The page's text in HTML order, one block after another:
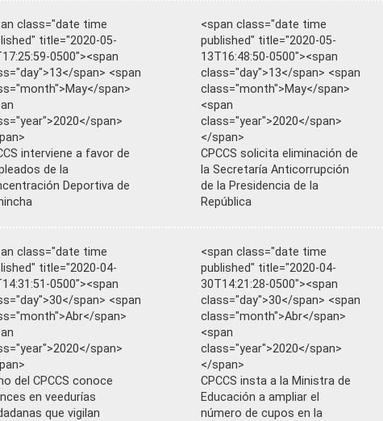
class="date time
title="2020-05-
0500"><span
span> <span
span>
span>
interviene a favor de
de la
Deportiva de
<span class="date time
published" title="2020-05-
13T16:48:50-0500"><span
class="day">13</span> <span
class="month">May</span>
<span
class="year">2020</span>
</span>
CPCCS solicita eliminación de
la Secretaría Anticorrupción
de la Presidencia de la
República
class="date time
title="2020-04-
0500"><span
span> <span
span>
span>
del CPCCS conoce
en veedurías
que vigilan
<span class="date time
published" title="2020-04-
30T14:21:28-0500"><span
class="day">30</span> <span
class="month">Abr</span>
<span
class="year">2020</span>
</span>
CPCCS insta a la Ministra de
Educación a ampliar el
número de cupos en la